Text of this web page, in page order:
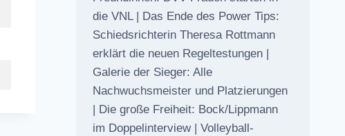
die VNL | Das Ende des Power Tips:
Schiedsrichterin Theresa Rottmann
erklärt die neuen Regeltestungen |
Galerie der Sieger: Alle
Nachwuchsmeister und Platzierungen
| Die große Freiheit: Bock/Lippmann
im Doppelinterview | Volleyball-